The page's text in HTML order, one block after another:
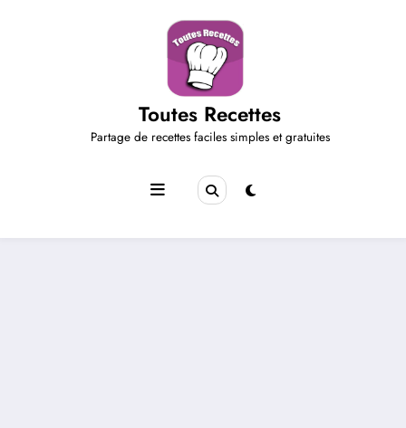
Toutes Recettes
Partage de recettes faciles simples et gratuites